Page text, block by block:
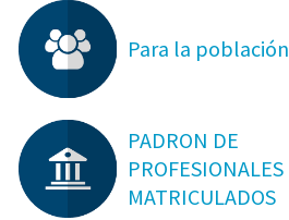
Para la población
PADRON DE
PROFESIONALES
MATRICULADOS